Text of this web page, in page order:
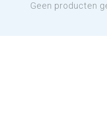
Geen producten